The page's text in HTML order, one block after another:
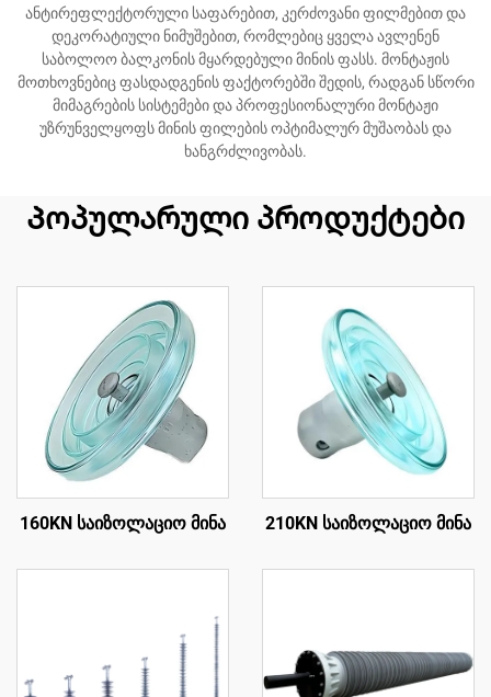
ანტირეფლექტორული საფარებით, კერძოვანი ფილმებით და
დეკორატიული ნიმუშებით, რომლებიც ყველა ავლენენ
საბოლოო ბალკონის მყარდებული მინის ფასს. მონტაჟის
მოთხოვნებიც ფასდადგენის ფაქტორებში შედის, რადგან სწორი
მიმაგრების სისტემები და პროფესიონალური მონტაჟი
უზრუნველყოფს მინის ფილების ოპტიმალურ მუშაობას და
ხანგრძლივობას.
Პოპულარული პროდუქტები
160KN საიზოლაციო მინა 210KN საიზოლაციო მინა